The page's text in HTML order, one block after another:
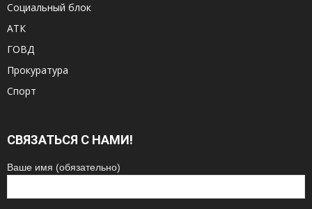
Социальный блок
АТК
ГОВД
Прокуратура
Спорт
СВЯЗАТЬСЯ С НАМИ!
Ваше имя (обязательно)